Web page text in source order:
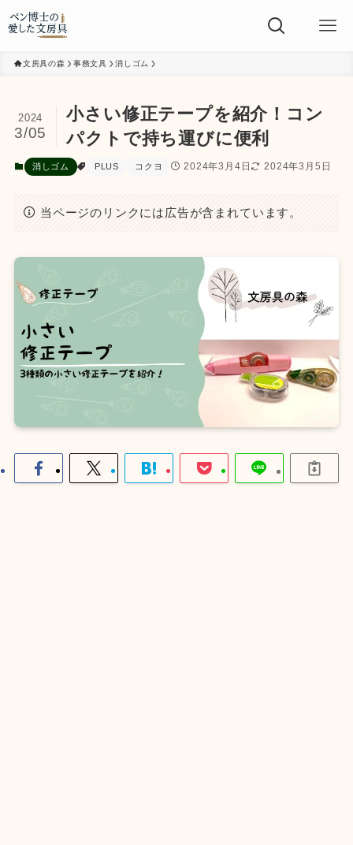
文房具の森 事務文具 消しゴム
小さい修正テープを紹介！コン
パクトで持ち運びに便利
2024
3/05
消しゴム PLUS コクヨ 2024年3月4日 2024年3月5日
当ページのリンクには広告が含まれています。